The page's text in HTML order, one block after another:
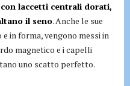
laccetti centrali dorati,
il seno. Anche le sue
in forma, vengono messi in
magnetico e i capelli
uno scatto perfetto.